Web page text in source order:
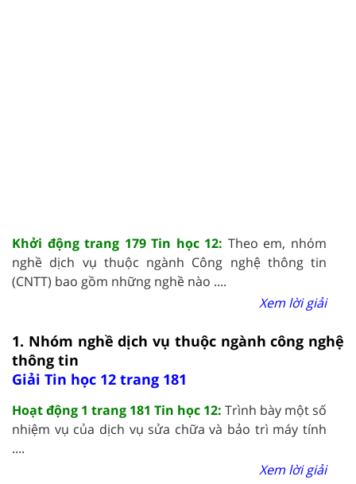
Khởi động trang 179 Tin học 12: Theo em, nhóm
nghề dịch vụ thuộc ngành Công nghệ thông tin
(CNTT) bao gồm những nghề nào ....
Xem lời giải
1. Nhóm nghề dịch vụ thuộc ngành công nghệ
thông tin
Giải Tin học 12 trang 181
Hoạt động 1 trang 181 Tin học 12: Trình bày một số
nhiệm vụ của dịch vụ sửa chữa và bảo trì máy tính
....
Xem lời giải